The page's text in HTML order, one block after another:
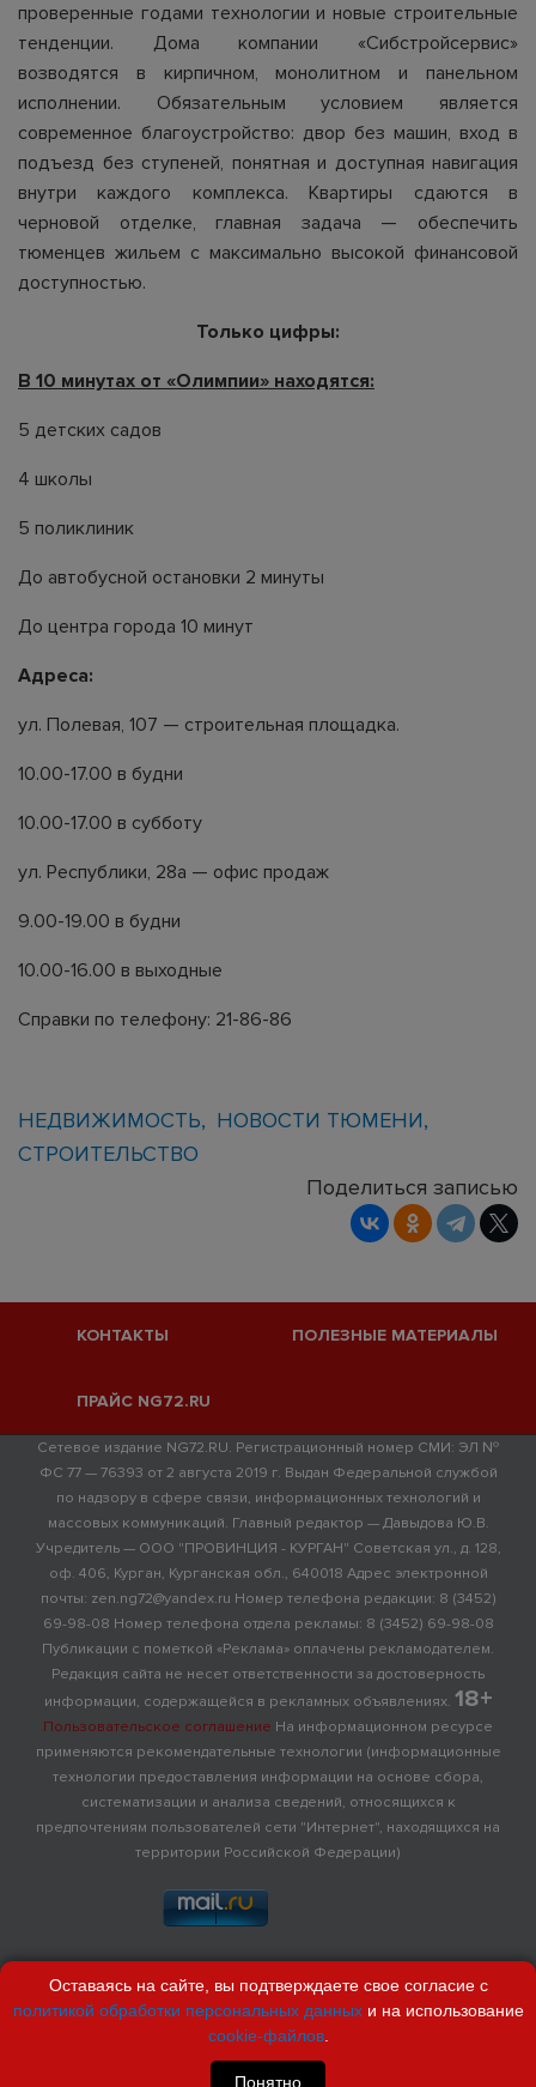
проверенные годами технологии и новые строительные
тенденции. Дома компании «Сибстройсервис»
возводятся в кирпичном, монолитном и панельном
исполнении. Обязательным условием является
современное благоустройство: двор без машин, вход в
подъезд без ступеней, понятная и доступная навигация
внутри каждого комплекса. Квартиры сдаются в
черновой отделке, главная задача — обеспечить
тюменцев жильем с максимально высокой финансовой
доступностью.
Только цифры:
В 10 минутах от «Олимпии» находятся:
5 детских садов
4 школы
5 поликлиник
До автобусной остановки 2 минуты
До центра города 10 минут
Адреса:
ул. Полевая, 107 — строительная площадка.
10.00-17.00 в будни
10.00-17.00 в субботу
ул. Республики, 28а — офис продаж
9.00-19.00 в будни
10.00-16.00 в выходные
Справки по телефону: 21-86-86
НЕДВИЖИМОСТЬ
НОВОСТИ ТЮМЕНИ
СТРОИТЕЛЬСТВО
Поделиться записью
КОНТАКТЫ ПОЛЕЗНЫЕ МАТЕРИАЛЫ
ПРАЙС NG72.RU
Сетевое издание NG72.RU. Регистрационный номер СМИ: ЭЛ №
ФС 77 — 76393 от 2 августа 2019 г. Выдан Федеральной службой
по надзору в сфере связи, информационных технологий и
массовых коммуникаций. Главный редактор — Давыдова Ю.В.
Учредитель — ООО "ПРОВИНЦИЯ - КУРГАН" Советская ул., д. 128,
оф. 406, Курган, Курганская обл., 640018 Адрес электронной
почты: zen.ng72@yandex.ru Номер телефона редакции: 8 (3452)
69-98-08 Номер телефона отдела рекламы: 8 (3452) 69-98-08
Публикации с пометкой «Реклама» оплачены рекламодателем.
Редакция сайта не несет ответственности за достоверность
информации, содержащейся в рекламных объявлениях. 18+
Пользовательское соглашение На информационном ресурсе
применяются рекомендательные технологии (информационные
технологии предоставления информации на основе сбора,
систематизации и анализа сведений, относящихся к
предпочтениям пользователей сети "Интернет", находящихся на
территории Российской Федерации)
Оставаясь на сайте, вы подтверждаете свое согласие с
политикой обработки персональных данныхи на использование
cookie-файлов.
Понятно